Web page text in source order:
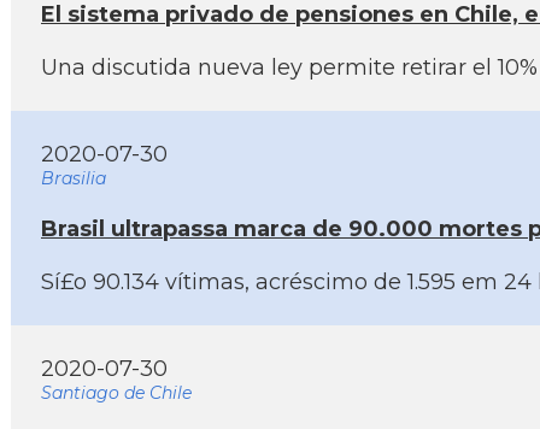
El sistema privado de pensiones en Chile,
Una discutida nueva ley permite retirar el
2020-07-30
Brasilia
Brasil ultrapassa marca de 90.000 mortes
Sí£o 90.134 ví­timas, acréscimo de 1.595 em
2020-07-30
Santiago de Chile